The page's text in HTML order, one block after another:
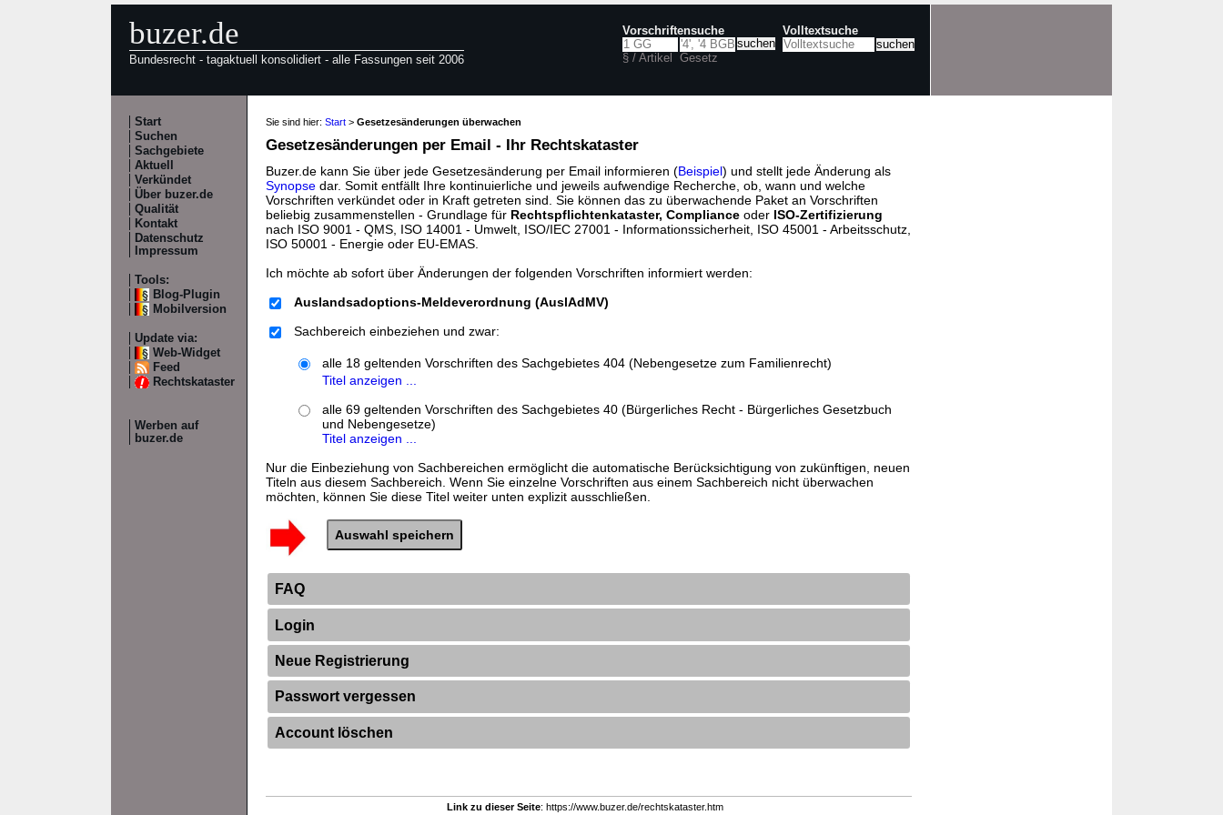
buzer.de
Bundesrecht - tagaktuell konsolidiert - alle Fassungen seit 2006
Vorschriftensuche
§ / Artikel Gesetz
Volltextsuche
Start
Suchen
Sachgebiete
Aktuell
Verkündet
Über buzer.de
Qualität
Kontakt
Datenschutz
Impressum
Tools:
Blog-Plugin
Mobilversion
Update via:
Web-Widget
Feed
Rechtskataster
Werben auf
buzer.de
Sie sind hier: Start > Gesetzesänderungen überwachen
Gesetzesänderungen per Email - Ihr Rechtskataster
Buzer.de kann Sie über jede Gesetzesänderung per Email informieren (Beispiel) und stellt jede Änderung als
Synopse dar. Somit entfällt Ihre kontinuierliche und jeweils aufwendige Recherche, ob, wann und welche
Vorschriften verkündet oder in Kraft getreten sind. Sie können das zu überwachende Paket an Vorschriften
beliebig zusammenstellen - Grundlage für Rechtspflichtenkataster, Compliance oder ISO-Zertifizierung
nach ISO 9001 - QMS, ISO 14001 - Umwelt, ISO/IEC 27001 - Informationssicherheit, ISO 45001 - Arbeitsschutz,
ISO 50001 - Energie oder EU-EMAS.
Ich möchte ab sofort über Änderungen der folgenden Vorschriften informiert werden:
Auslandsadoptions-Meldeverordnung (AuslAdMV)
Sachbereich einbeziehen und zwar:
alle 18 geltenden Vorschriften des Sachgebietes 404 (Nebengesetze zum Familienrecht)
Titel anzeigen ...
alle 69 geltenden Vorschriften des Sachgebietes 40 (Bürgerliches Recht - Bürgerliches Gesetzbuch
und Nebengesetze)
Titel anzeigen ...
Nur die Einbeziehung von Sachbereichen ermöglicht die automatische Berücksichtigung von zukünftigen, neuen
Titeln aus diesem Sachbereich. Wenn Sie einzelne Vorschriften aus einem Sachbereich nicht überwachen
möchten, können Sie diese Titel weiter unten explizit ausschließen.
FAQ
Login
Neue Registrierung
Passwort vergessen
Account löschen
Link zu dieser Seite: https://www.buzer.de/rechtskataster.htm